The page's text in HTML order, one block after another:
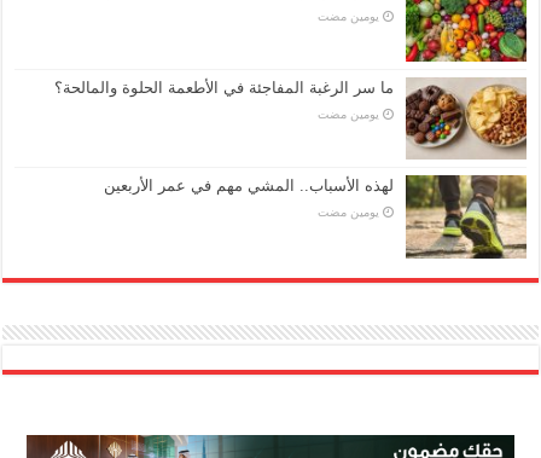
‏يومين مضت
ما سر الرغبة المفاجئة في الأطعمة الحلوة والمالحة؟
‏يومين مضت
لهذه الأسباب.. المشي مهم في عمر الأربعين
‏يومين مضت